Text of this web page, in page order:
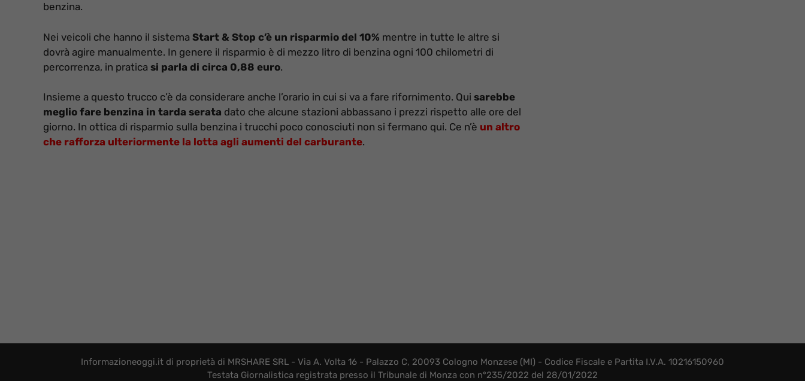
benzina.
Nei veicoli che hanno il sistema Start & Stop c’è un risparmio del 10% mentre in tutte le altre si
dovrà agire manualmente. In genere il risparmio è di mezzo litro di benzina ogni 100 chilometri di
percorrenza, in pratica si parla di circa 0,88 euro.
Insieme a questo trucco c’è da considerare anche l’orario in cui si va a fare rifornimento. Qui sarebbe
meglio fare benzina in tarda serata dato che alcune stazioni abbassano i prezzi rispetto alle ore del
giorno. In ottica di risparmio sulla benzina i trucchi poco conosciuti non si fermano qui. Ce n’è un altro
che rafforza ulteriormente la lotta agli aumenti del carburante.
Informazioneoggi.it di proprietà di MRSHARE SRL - Via A. Volta 16 - Palazzo C, 20093 Cologno Monzese (MI) - Codice Fiscale e Partita I.V.A. 10216150960
Testata Giornalistica registrata presso il Tribunale di Monza con n°235/2022 del 28/01/2022